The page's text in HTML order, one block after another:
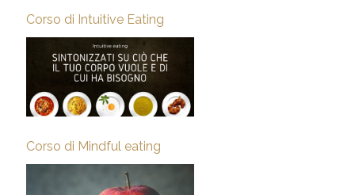
Corso di Intuitive Eating
Corso di Mindful eating